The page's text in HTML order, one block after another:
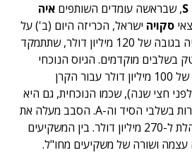
, שבראשה עומדים השותפים איה
סקויה ישראל, הכריזה היום (ב') על
השלמת גיוס של קרן שנייה בגובה של 120 מיליון דולר, שתתמקד
בשלבים מוקדמים. הגיוס הנוכחי
מגיע כשנתיים לאחר גיוס של 100 מיליון דולר עבור הקרן
חצי שנה), שכמו הנוכחית, גם היא
התמקדה בהשקעה בחברות בשלבי הסיד וה-A. הסבב מעלה את
הסכום ש-S Capital מנהלת ל-270 מיליון דולר. בין המשקיעים
עצמה ושורה של משקיעים מחו"ל.